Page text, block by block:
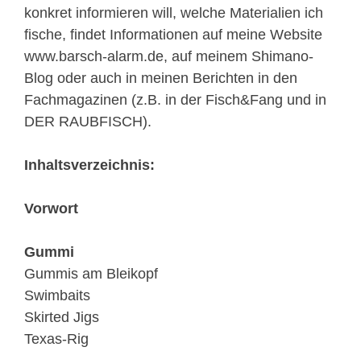
konkret informieren will, welche Materialien ich
fische, findet Informationen auf meine Website
www.barsch-alarm.de, auf meinem Shimano-
Blog oder auch in meinen Berichten in den
Fachmagazinen (z.B. in der Fisch&Fang und in
DER RAUBFISCH).
Inhaltsverzeichnis:
Vorwort
Gummi
Gummis am Bleikopf
Swimbaits
Skirted Jigs
Texas-Rig